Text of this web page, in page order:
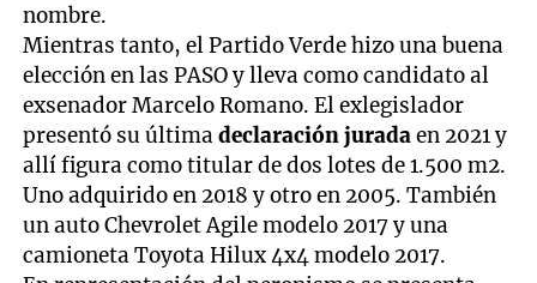
nombre.
Mientras tanto, el Partido Verde hizo una buena
elección en las PASO y lleva como candidato al
exsenador Marcelo Romano. El exlegislador
presentó su últimadeclaración juradaen 2021 y
allí figura como titular de dos lotes de 1.500 m2.
Uno adquirido en 2018 y otro en 2005. También
un auto Chevrolet Agile modelo 2017 y una
camioneta Toyota Hilux 4x4 modelo 2017.